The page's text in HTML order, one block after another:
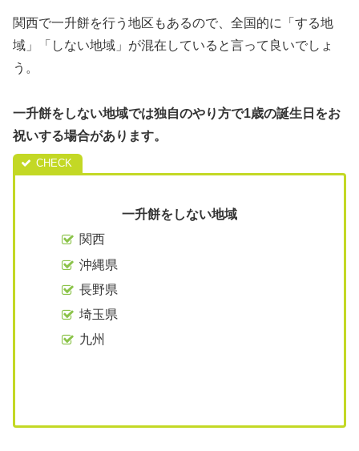
関西で一升餅を行う地区もあるので、全国的に「する地
域」「しない地域」が混在していると言って良いでしょ
う。
一升餅をしない地域では独自のやり方で1歳の誕生日をお
祝いする場合があります。
一升餅をしない地域
関西
沖縄県
長野県
埼玉県
九州